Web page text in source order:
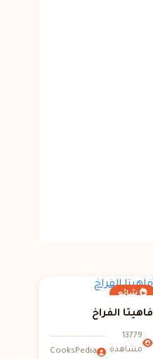
شائع
فاهيتا الفراخ
13779
مشاهدة
CooksPedia